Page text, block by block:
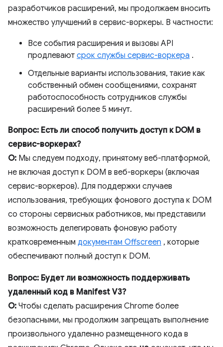
разработчиков расширений, мы продолжаем вносить
множество улучшений в сервис-воркеры. В частности:
Все события расширения и вызовы API
продлевают срок службы сервис-воркера .
Отдельные варианты использования, такие как
собственный обмен сообщениями, сохранят
работоспособность сотрудников службы
расширений более 5 минут.
Вопрос: Есть ли способ получить доступ к DOM в
сервис-воркерах?
О: Мы следуем подходу, принятому веб-платформой,
не включая доступ к DOM в веб-воркеры (включая
сервис-воркеров). Для поддержки случаев
использования, требующих фонового доступа к DOM
со стороны сервисных работников, мы представили
возможность делегировать фоновую работу
кратковременным документам Offscreen , которые
обеспечивают полный доступ к DOM.
Вопрос: Будет ли возможность поддерживать
удаленный код в Manifest V3?
О: Чтобы сделать расширения Chrome более
безопасными, мы продолжим запрещать выполнение
произвольного удаленно размещенного кода в